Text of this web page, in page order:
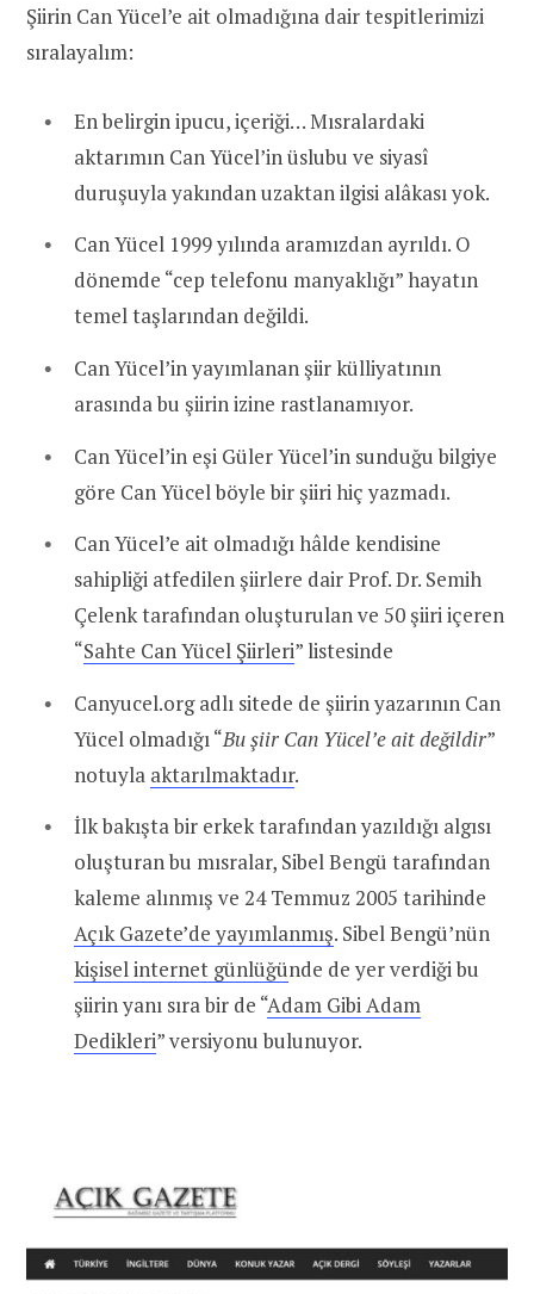
Şiirin Can Yücel’e ait olmadığına dair tespitlerimizi
sıralayalım:
En belirgin ipucu, içeriği… Mısralardaki
aktarımın Can Yücel’in üslubu ve siyasî
duruşuyla yakından uzaktan ilgisi alâkası yok.
Can Yücel 1999 yılında aramızdan ayrıldı. O
dönemde “cep telefonu manyaklığı” hayatın
temel taşlarından değildi.
Can Yücel’in yayımlanan şiir külliyatının
arasında bu şiirin izine rastlanamıyor.
Can Yücel’in eşi Güler Yücel’in sunduğu bilgiye
göre Can Yücel böyle bir şiiri hiç yazmadı.
Can Yücel’e ait olmadığı hâlde kendisine
sahipliği atfedilen şiirlere dair Prof. Dr. Semih
Çelenk tarafından oluşturulan ve 50 şiiri içeren
“Sahte Can Yücel Şiirleri” listesinde
Canyucel.org adlı sitede de şiirin yazarının Can
Yücel olmadığı “Bu şiir Can Yücel’e ait değildir”
notuyla aktarılmaktadır.
İlk bakışta bir erkek tarafından yazıldığı algısı
oluşturan bu mısralar, Sibel Bengü tarafından
kaleme alınmış ve 24 Temmuz 2005 tarihinde
Açık Gazete’de yayımlanmış. Sibel Bengü’nün
kişisel internet günlüğünde de yer verdiği bu
şiirin yanı sıra bir de “Adam Gibi Adam
Dedikleri” versiyonu bulunuyor.